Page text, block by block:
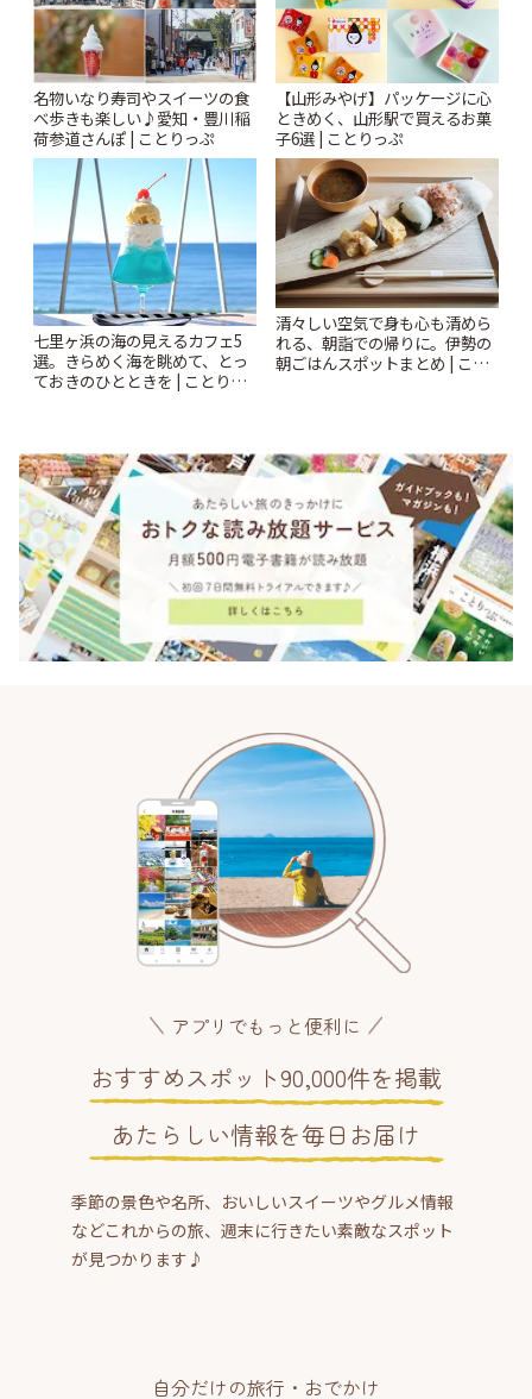
名物いなり寿司やスイーツの食
べ歩きも楽しい♪愛知・豊川稲
荷参道さんぽ | ことりっぷ
【山形みやげ】パッケージに心
ときめく、山形駅で買えるお菓
子6選 | ことりっぷ
七里ヶ浜の海の見えるカフェ5
選。きらめく海を眺めて、とっ
ておきのひとときを | ことりっ
清々しい空気で身も心も清めら
れる、朝詣での帰りに。伊勢の
朝ごはんスポットまとめ | こと
アプリでもっと便利に
おすすめスポット90,000件を掲載
あたらしい情報を毎日お届け
季節の景色や名所、おいしいスイーツやグルメ情報
などこれからの旅、週末に行きたい素敵なスポット
が見つかります♪
自分だけの旅行・おでかけ